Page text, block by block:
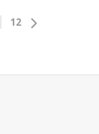
12